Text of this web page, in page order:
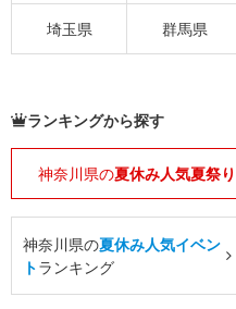
埼玉県 群馬県
ランキングから探す
神奈川県の夏休み人気夏祭り
神奈川県の夏休み人気イベン
トランキング